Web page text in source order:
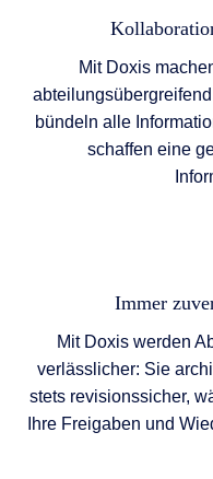
Mit Doxis
bündeln alle
schaffen eine
Immer
Mit Doxis werden
verlässlicher: Sie
stets revisionssicher,
Ihre Freigaben und